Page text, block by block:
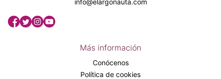
Más información
Conócenos
Política de cookies